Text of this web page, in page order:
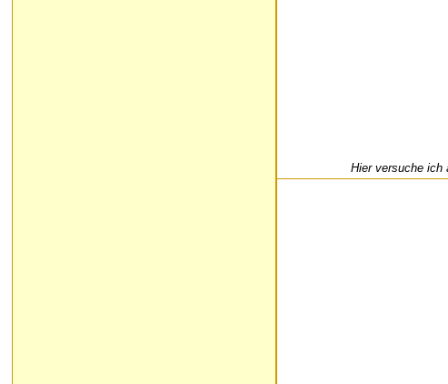
Hier versuche ich